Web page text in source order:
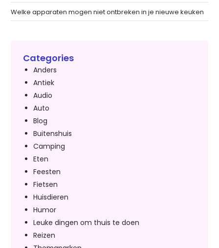
Welke apparaten mogen niet ontbreken in je nieuwe keuken
Categories
Anders
Antiek
Audio
Auto
Blog
Buitenshuis
Camping
Eten
Feesten
Fietsen
Huisdieren
Humor
Leuke dingen om thuis te doen
Reizen